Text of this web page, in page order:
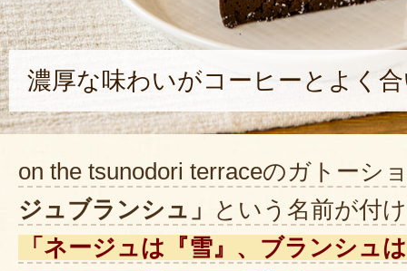
濃厚な味わいがコーヒーとよく
on the tsunodori terraceのガトーシ
ジュブランシュ」
という名前が付
「ネージュは『雪』、ブランシュ